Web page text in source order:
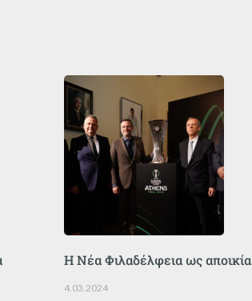
Η Νέα Φιλαδέλφεια ως αποικία
4.03.2024